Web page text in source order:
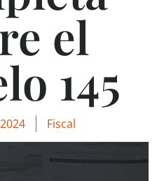
el
145
Fiscal